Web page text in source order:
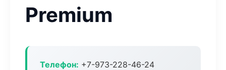
Premium
Телефон: +7-973-228-46-24